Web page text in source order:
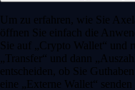
Um zu erfahren, wie Sie
öffnen Sie einfach die
Sie auf „Crypto Wallet“ und
„Transfer“ und dann
entscheiden, ob Sie
eine „Externe Wallet“ senden